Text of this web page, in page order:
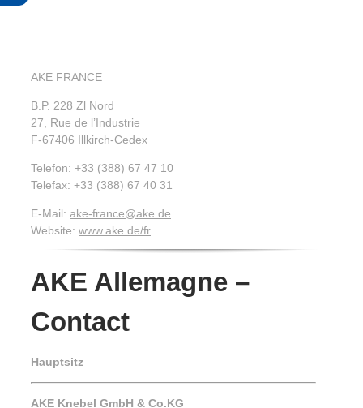
AKE FRANCE
B.P. 228 Zl Nord
27, Rue de l’Industrie
F-67406 Illkirch-Cedex
Telefon: +33 (388) 67 47 10
Telefax: +33 (388) 67 40 31
E-Mail: ake-france@ake.de
Website: www.ake.de/fr
AKE Allemagne –
Contact
Hauptsitz
AKE Knebel GmbH & Co.KG